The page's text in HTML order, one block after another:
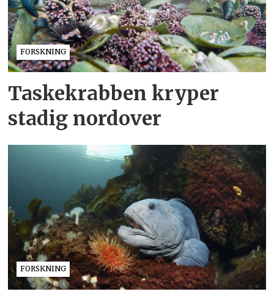
FORSKNING
Taskekrabben kryper
stadig nordover
FORSKNING